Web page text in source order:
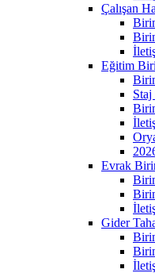
Çalışan
Eğitim
Staj
Evrak
Gider